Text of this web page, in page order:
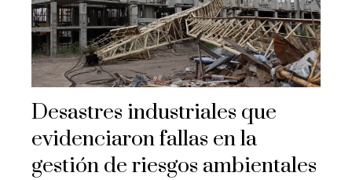
Desastres industriales que
evidenciaron fallas en la
gestión de riesgos ambientales